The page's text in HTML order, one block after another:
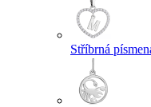
Stříbrná